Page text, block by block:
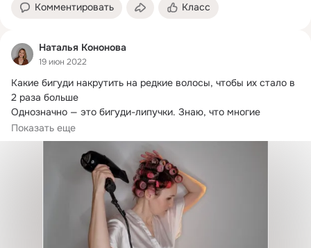
Комментировать Класс
Наталья Кононова
19 июн 2022
Какие бигуди накрутить на редкие волосы, чтобы их стало в
2 раза больше
Однозначно — это бигуди-липучки. Знаю, что многие
женщины побаиваются...
Показать еще